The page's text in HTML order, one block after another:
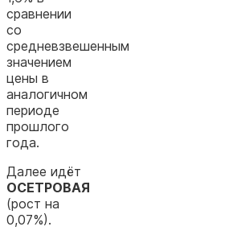
сравнении
со
средневзвешенным
значением
цены в
аналогичном
периоде
прошлого
года.
Далее идёт
ОСЕТРОВАЯ
(рост на
0,07%).